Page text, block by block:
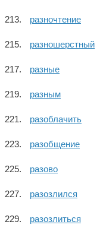
разночтение
разношерстный
разные
разным
разоблачить
разобщение
разово
разозлился
разозлиться